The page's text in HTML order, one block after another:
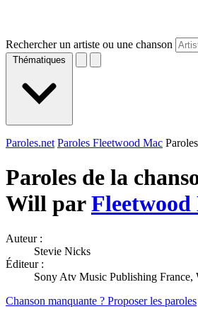
Rechercher un artiste ou une chanson
Thématiques
Paroles.net Paroles Fleetwood Mac
Paroles de la
Will parFleetwood
Auteur :
Stevie Nicks
Éditeur :
Sony Atv Music Publishing France,
Chanson manquante ? Proposer les paroles